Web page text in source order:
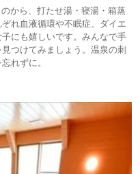
から、打たせ湯・寝湯・箱蒸
れ血液循環や不眠症、ダイエ
にも嬉しいです。みんなで手
つけてみましょう。温泉の刺
れずに。